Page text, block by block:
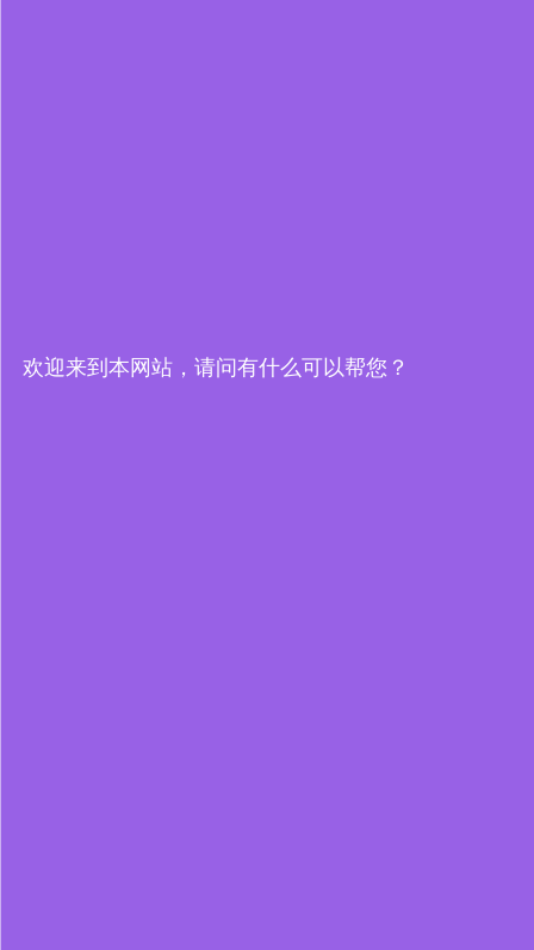
欢迎来到本网站，请问有什么可以帮您？